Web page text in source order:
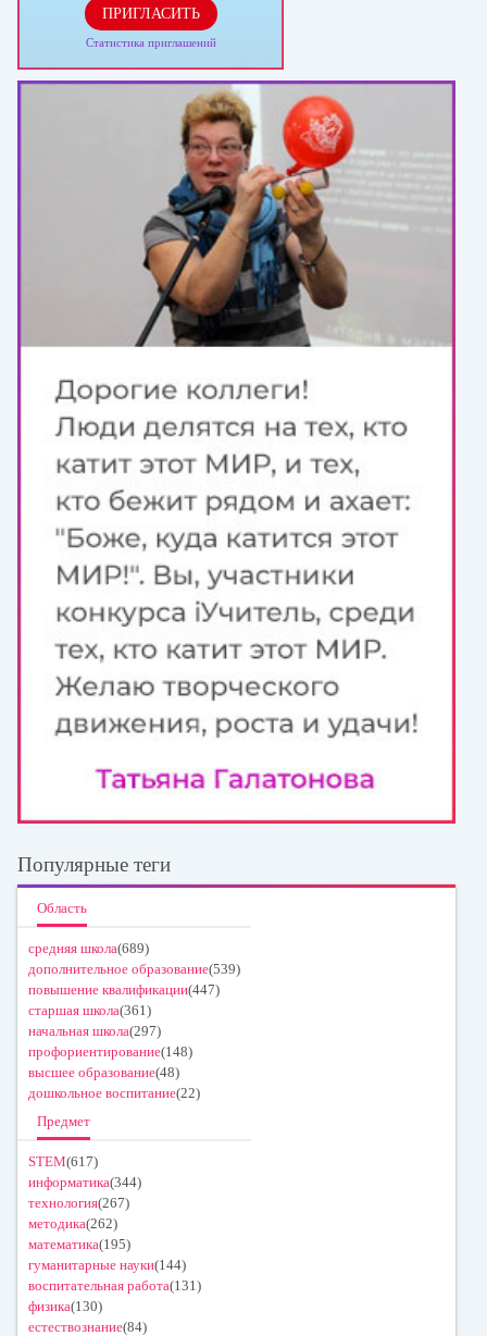
ПРИГЛАСИТЬ
Статистика приглашений
Популярные теги
Область
средняя школа(689)
дополнительное образование(539)
повышение квалификации(447)
старшая школа(361)
начальная школа(297)
профориентирование(148)
высшее образование(48)
дошкольное воспитание(22)
Предмет
STEM(617)
информатика(344)
технология(267)
методика(262)
математика(195)
гуманитарные науки(144)
воспитательная работа(131)
физика(130)
естествознание(84)